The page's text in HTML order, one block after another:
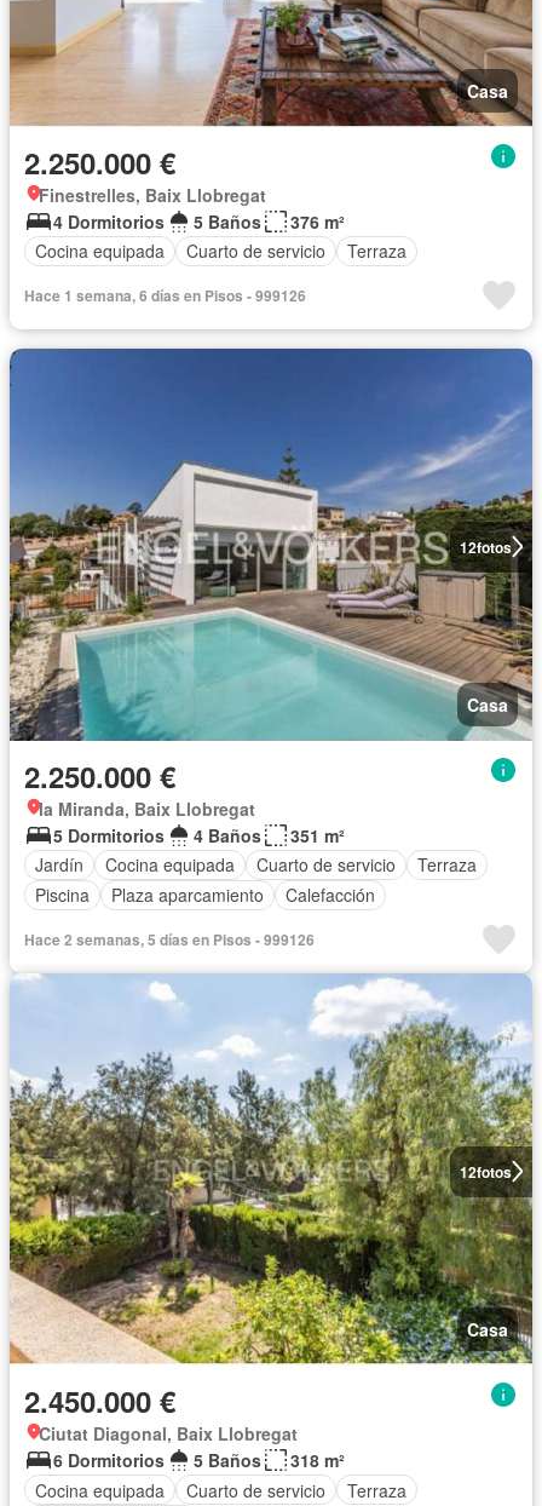
Casa
2.250.000 €
Finestrelles, Baix Llobregat
4 Dormitorios
5 Baños
376 m²
Cocina equipada
Cuarto de servicio Terraza
Hace 1 semana, 6 días en Pisos - 999126
12fotos
Casa
2.250.000 €
la Miranda, Baix Llobregat
5 Dormitorios
4 Baños
351 m²
Jardín
Cocina equipada Cuarto de servicio
Terraza
Piscina
Plaza aparcamiento Calefacción
Hace 2 semanas, 5 días en Pisos - 999126
12fotos
Casa
2.450.000 €
Ciutat Diagonal, Baix Llobregat
6 Dormitorios
5 Baños
318 m²
Cocina equipada
Cuarto de servicio
Terraza